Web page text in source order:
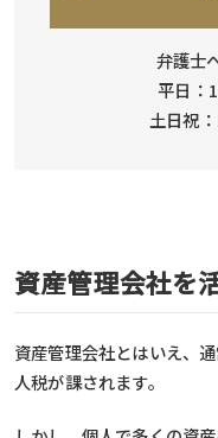
弁護士
平日：
土日祝
資産管理会社を
資産管理会社とはいえ、
人税が課されます。